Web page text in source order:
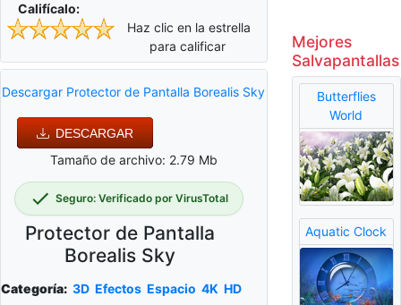
Califícalo:
Haz clic en la estrella
para calificar
Descargar Protector de Pantalla Borealis Sky
DESCARGAR
Tamaño de archivo: 2.79 Mb
Seguro: Verificado por VirusTotal
Protector de Pantalla
Borealis Sky
Categoría: 3D Efectos Espacio 4K HD
Mejores
Salvapantallas
Butterflies
World
Aquatic Clock